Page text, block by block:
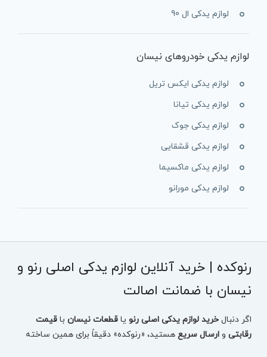
لوازم یدکی ال 90
لوازم یدکی خودروهای نیسان
لوازم یدکی ایکس تریل
لوازم یدکی تیانا
لوازم یدکی جوک
لوازم یدکی قشقایی
لوازم یدکی ماکسیما
لوازم یدکی مورانو
رنوکده | خرید آنلاین لوازم یدکی اصلی رنو و
نیسان با ضمانت اصالت
اگر دنبالخرید لوازم یدکی اصلی رنو یاقطعات نیسان باقیمت
رقابتی وارسال سریع هستید، «رنوکده» دقیقاً برای همین ساخته